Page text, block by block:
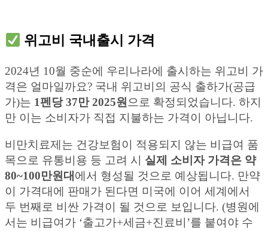
위고비 국내출시 가격
2024년 10월 중순에 우리나라에 출시하는 위고비 가
격은 얼마일까요? 국내 위고비의 공식 출하가(공급
가)는 1펜당 37만 2025원으로 확정되었습니다. 하지
만 이는 소비자가 직접 지불하는 가격이 아닙니다.
비만치료제는 건강보험이 적용되지 않는 비급여 품
목으로 유통비용 등 고려 시 실제 소비자 가격은 약
80~100만원대 에서 형성될 것으로 예상됩니다. 만약
이 가격대에 판매가 된다면 미국에 이어 세계에서
두 번째로 비싼 가격이 될 것으로 보입니다. (병원에
서는 비급여가 ‘출고가+세금+진료비’를 붙여야 수